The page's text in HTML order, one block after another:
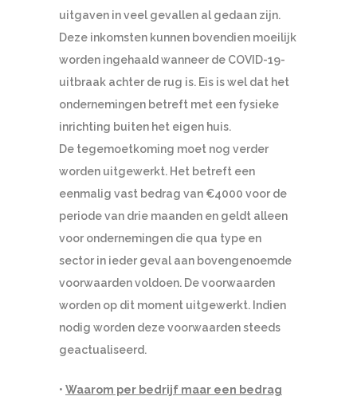
uitgaven in veel gevallen al gedaan zijn.
Deze inkomsten kunnen bovendien moeilijk
worden ingehaald wanneer de COVID-19-
uitbraak achter de rug is. Eis is wel dat het
ondernemingen betreft met een fysieke
inrichting buiten het eigen huis.
De tegemoetkoming moet nog verder
worden uitgewerkt. Het betreft een
eenmalig vast bedrag van €4000 voor de
periode van drie maanden en geldt alleen
voor ondernemingen die qua type en
sector in ieder geval aan bovengenoemde
voorwaarden voldoen. De voorwaarden
worden op dit moment uitgewerkt. Indien
nodig worden deze voorwaarden steeds
geactualiseerd.
• Waarom per bedrijf maar een bedrag